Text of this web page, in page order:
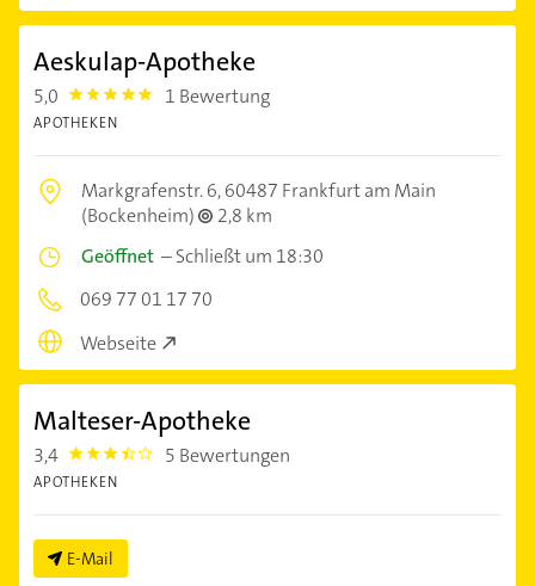
Aeskulap-Apotheke
5,0 5.0 1 Bewertung
APOTHEKEN
Markgrafenstr. 6,60487 Frankfurt am Main
(Bockenheim)
2,8 km
Geöffnet –Schließt um 18:30
069 77 01 17 70
Webseite
Malteser-Apotheke
3,4 3.4 5 Bewertungen
APOTHEKEN
E-Mail